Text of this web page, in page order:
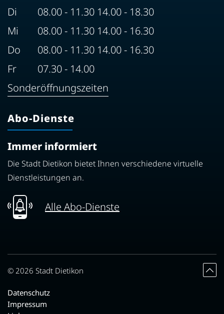
Di
08.00 - 11.30 14.00 - 18.30
Mi
08.00 - 11.30 14.00 - 16.30
Do
08.00 - 11.30 14.00 - 16.30
Fr
07.30 - 14.00
Sonderöffnungszeiten
Abo-Dienste
Immer informiert
Die Stadt Dietikon bietet Ihnen verschiedene virtuelle
Dienstleistungen an.
Alle Abo-Dienste
© 2026 Stadt Dietikon
Toolbar
Datenschutz
Impressum